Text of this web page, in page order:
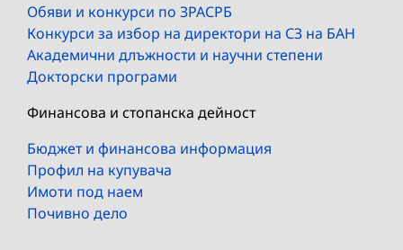
Обяви и конкурси по ЗРАСРБ
Конкурси за избор на директори на СЗ на БАН
Академични длъжности и научни степени
Докторски програми
Финансова и стопанска дейност
Бюджет и финансова информация
Профил на купувача
Имоти под наем
Почивно дело